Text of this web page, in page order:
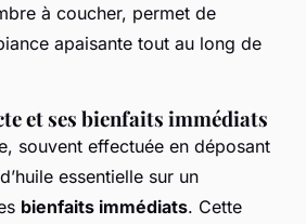
à coucher, permet de
apaisante tout au long de
et ses bienfaits immédiats
souvent effectuée en déposant
essentielle sur un
bienfaits immédiats. Cette